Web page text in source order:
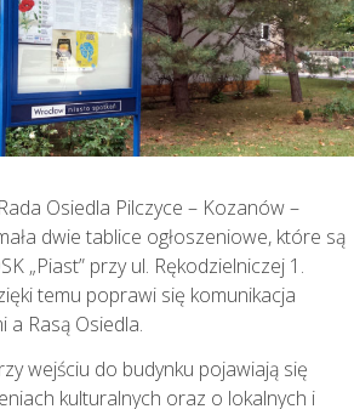
Osiedla Pilczyce – Kozanów –
dwie tablice ogłoszeniowe, które są
„Piast” przy ul. Rękodzielniczej 1.
temu poprawi się komunikacja
a Rasą Osiedla.
wejściu do budynku pojawiają się
kulturalnych oraz o lokalnych i